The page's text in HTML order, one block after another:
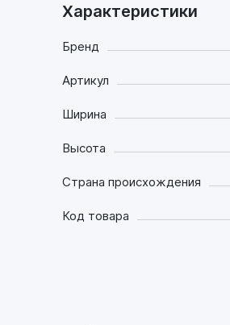
Характеристики
Бренд
Артикул
Ширина
Высота
Страна происхождения
Код товара